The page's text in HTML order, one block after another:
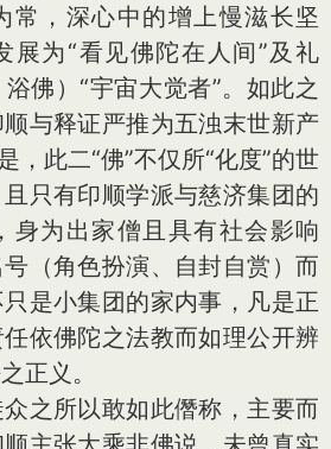
常，深心中的增上慢滋长坚
展为“看见佛陀在人间”及礼
佛）“宇宙大觉者”。如此之
与释证严推为五浊末世新产
，此二“佛”不仅所“化度”的世
只有印顺学派与慈济集团的
身为出家僧且具有社会影响
（角色扮演、自封自赏）而
是小集团的家内事，凡是正
依佛陀之法教而如理公开辨
正义。
所以敢如此僭称，主要而